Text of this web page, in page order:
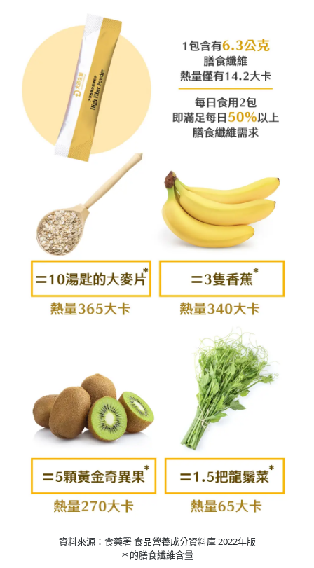
資料來源：食藥署 食品營養成分資料庫 2022年版
＊的膳食纖維含量